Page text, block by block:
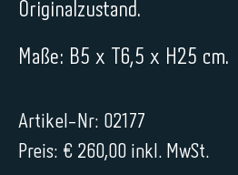
Originalzustand.
Maße: B5 x T6,5 x H25 cm.
Artikel-Nr: 02177
Preis: € 260,00 inkl. MwSt.